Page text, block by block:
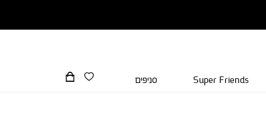
Super Friends סניפים